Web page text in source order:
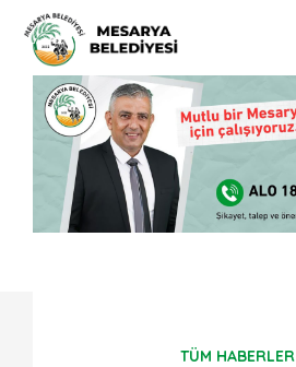
TÜM HABERLER